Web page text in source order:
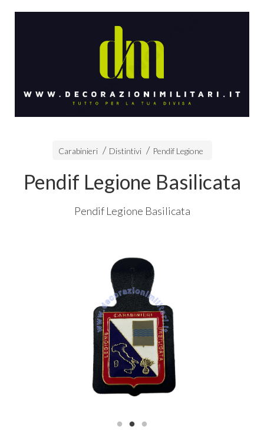
Carabinieri Distintivi Pendif Legione
Pendif Legione Basilicata
Pendif Legione Basilicata